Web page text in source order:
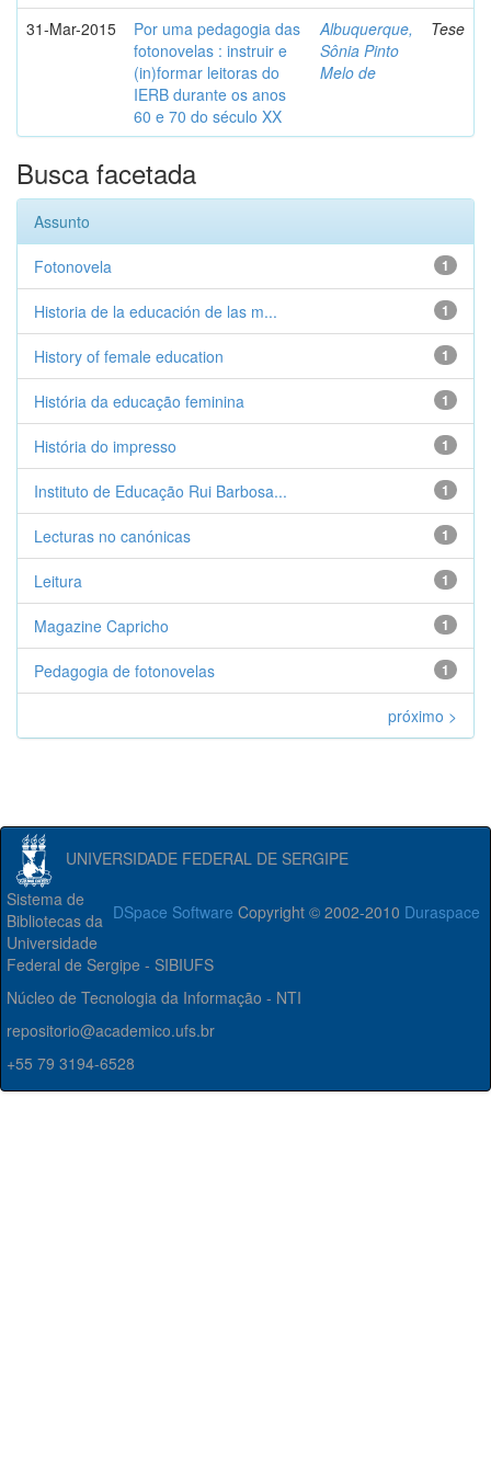
31-Mar-2015
Por uma pedagogia das
fotonovelas : instruir e
(in)formar leitoras do
IERB durante os anos
60 e 70 do século XX
Albuquerque,
Sônia Pinto
Melo de
Tese
Busca facetada
Assunto
1
Fotonovela
1
Historia de la educación de las m...
1
History of female education
1
História da educação feminina
1
História do impresso
1
Instituto de Educação Rui Barbosa...
1
Lecturas no canónicas
1
Leitura
1
Magazine Capricho
1
Pedagogia de fotonovelas
próximo >
UNIVERSIDADE FEDERAL DE SERGIPE
DSpace Software Copyright © 2002-2010 Duraspace
Sistema de
Bibliotecas da
Universidade
Federal de Sergipe - SIBIUFS
Núcleo de Tecnologia da Informação - NTI
repositorio@academico.ufs.br
+55 79 3194-6528